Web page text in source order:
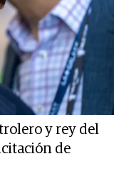
y rey del
de